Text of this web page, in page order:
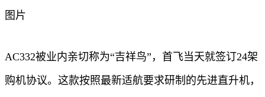
图片
AC332被业内亲切称为“吉祥鸟”，首飞当天就签订24架
购机协议。这款按照最新适航要求研制的先进直升机，